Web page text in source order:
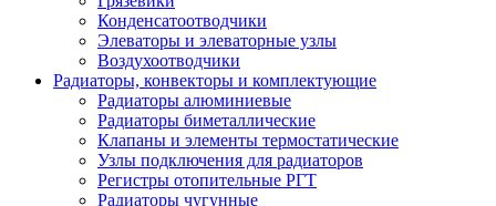
Конденсатоотводчики
Элеваторы и элеваторные узлы
Воздухоотводчики
Радиаторы, конвекторы и комплектующие
Радиаторы алюминиевые
Радиаторы биметаллические
Клапаны и элементы термостатические
Узлы подключения для радиаторов
Регистры отопительные РГТ
Радиаторы чугунные